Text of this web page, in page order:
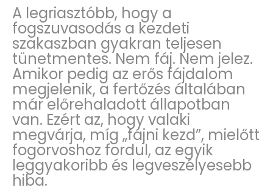
A legriasztóbb, hogy a
fogszuvasodás a kezdeti
szakaszban gyakran teljesen
tünetmentes. Nem fáj. Nem jelez.
Amikor pedig az erős fájdalom
megjelenik, a fertőzés általában
már előrehaladott állapotban
van. Ezért az, hogy valaki
megvárja, míg „fájni kezd”, mielőtt
fogorvoshoz fordul, az egyik
leggyakoribb és legveszélyesebb
hiba.